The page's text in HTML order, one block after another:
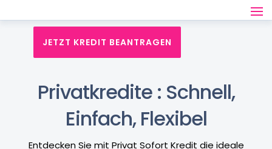
JETZT KREDIT BEANTRAGEN
Privatkredite : Schnell,
Einfach, Flexibel
Entdecken Sie mit Privat Sofort Kredit die ideale